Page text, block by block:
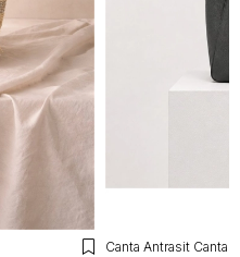
Canta Antrasit Canta